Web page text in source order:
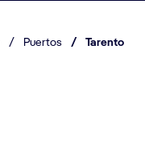
/ Puertos / Tarento